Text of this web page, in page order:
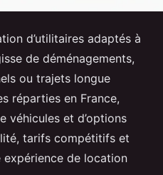
d’utilitaires adaptés à
de déménagements,
ou trajets longue
réparties en France,
véhicules et d’options
tarifs compétitifs et
de location